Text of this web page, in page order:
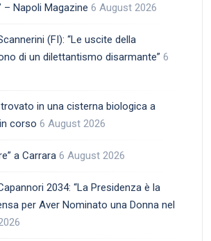
– Napoli Magazine 6 August 2026
(FI): “Le uscite della
di un dilettantismo disarmante” 6
in una cisterna biologica a
corso 6 August 2026
a Carrara 6 August 2026
2034: “La Presidenza è la
per Aver Nominato una Donna nel